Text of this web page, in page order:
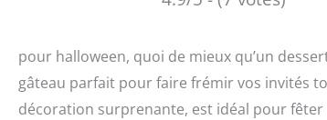
pour halloween, quoi de mieux qu’un
gâteau parfait pour faire frémir vos invités
décoration surprenante, est idéal pour